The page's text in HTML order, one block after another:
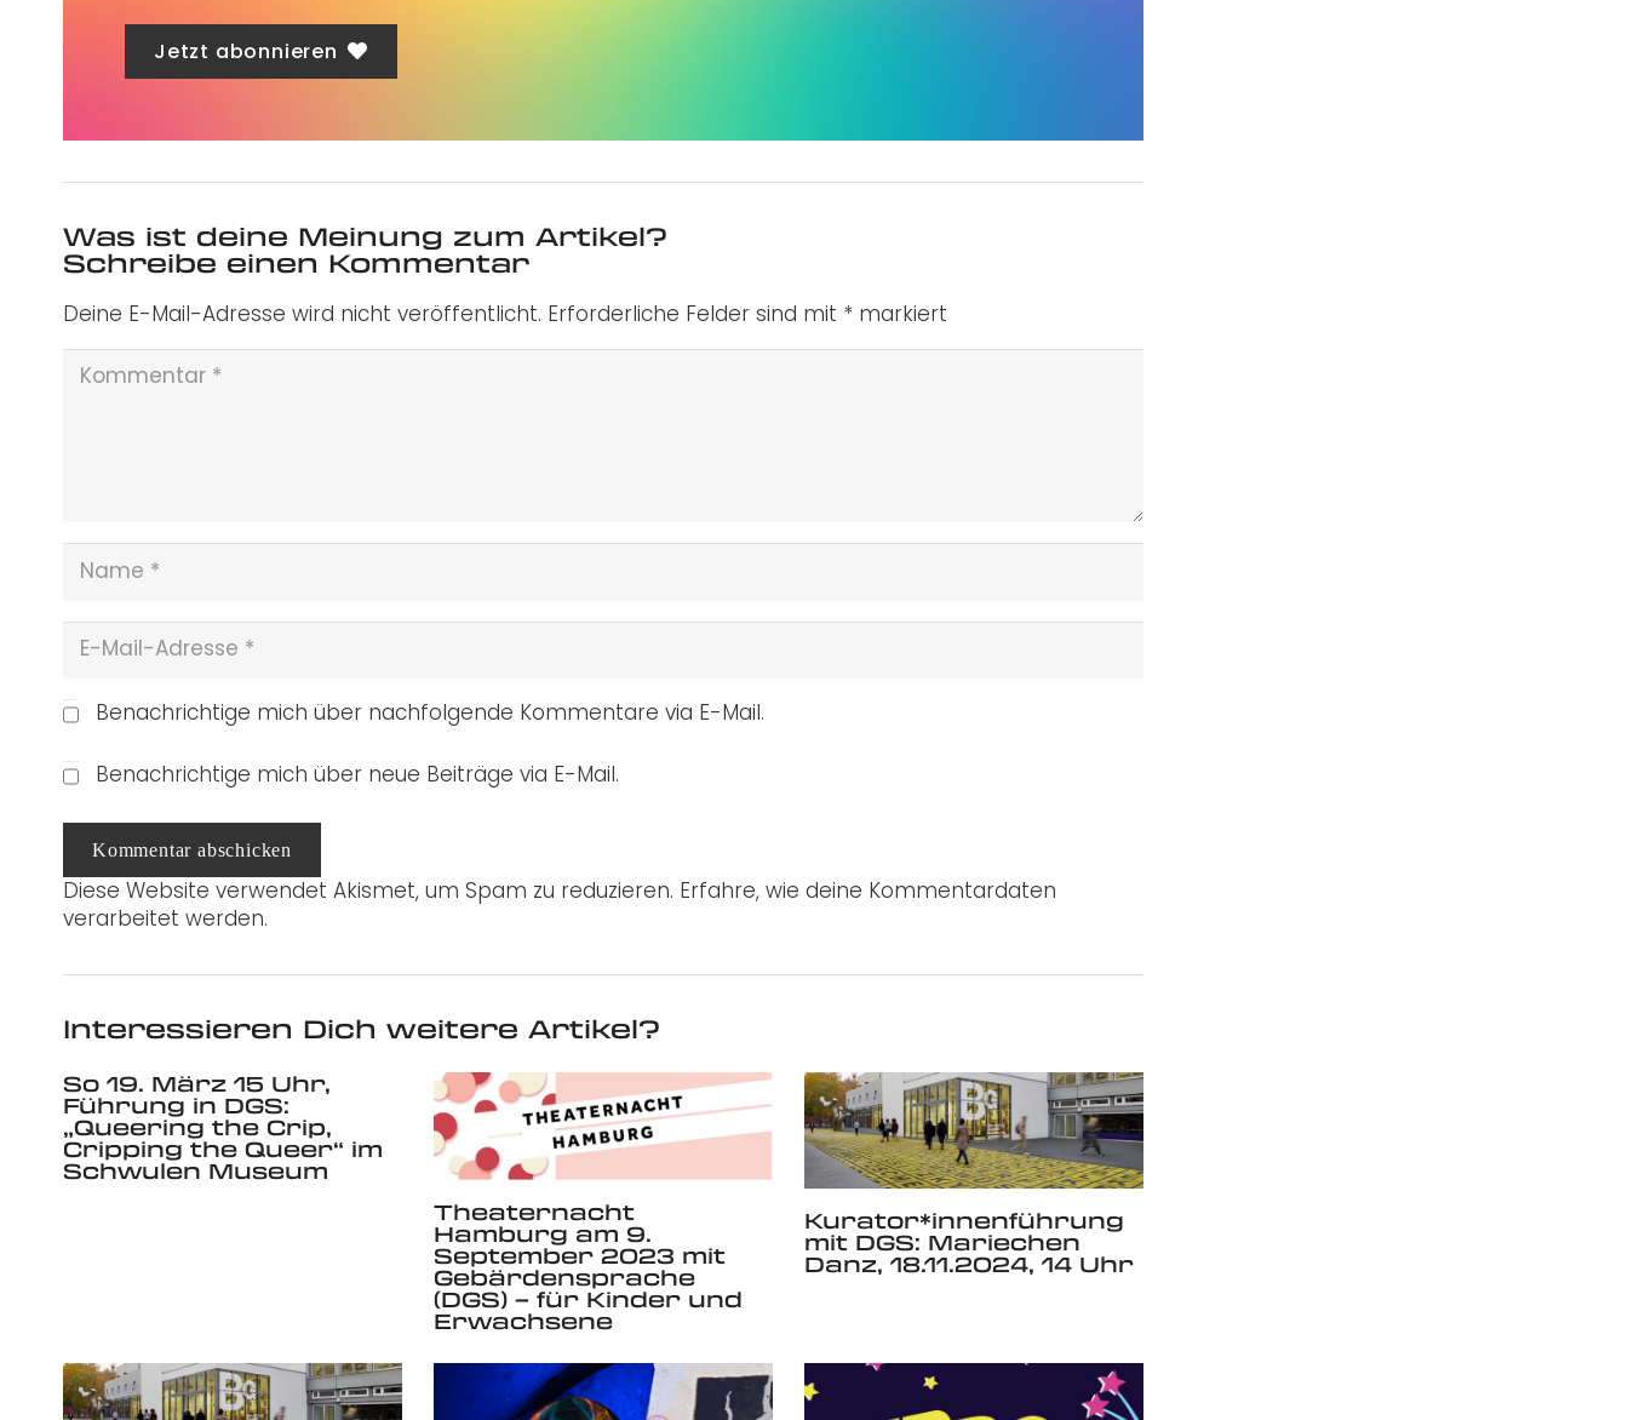
Jetzt abonnieren
Was ist deine Meinung zum Artikel?
Schreibe einen Kommentar
Deine E-Mail-Adresse wird nicht veröffentlicht. Erforderliche Felder sind mit * markiert
Benachrichtige mich über nachfolgende Kommentare via E-Mail.
Benachrichtige mich über neue Beiträge via E-Mail.
Kommentar abschicken
Diese Website verwendet Akismet, um Spam zu reduzieren. Erfahre, wie deine Kommentardaten
verarbeitet werden.
Interessieren Dich weitere Artikel?
So 19. März 15 Uhr,
Führung in DGS:
„Queering the Crip,
Cripping the Queer“ im
Schwulen Museum
Theaternacht
Hamburg am 9.
September 2023 mit
Gebärdensprache
(DGS) – für Kinder und
Erwachsene
Kurator*innenführung
mit DGS: Mariechen
Danz, 18.11.2024, 14 Uhr